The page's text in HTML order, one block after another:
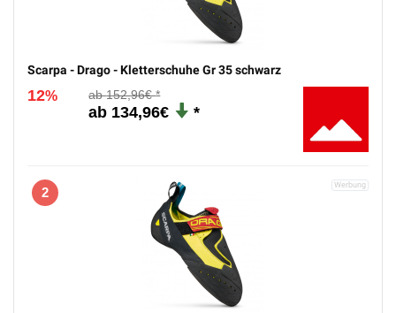
Scarpa - Drago - Kletterschuhe Gr 35 schwarz
12% 152,96€
134,96€
2